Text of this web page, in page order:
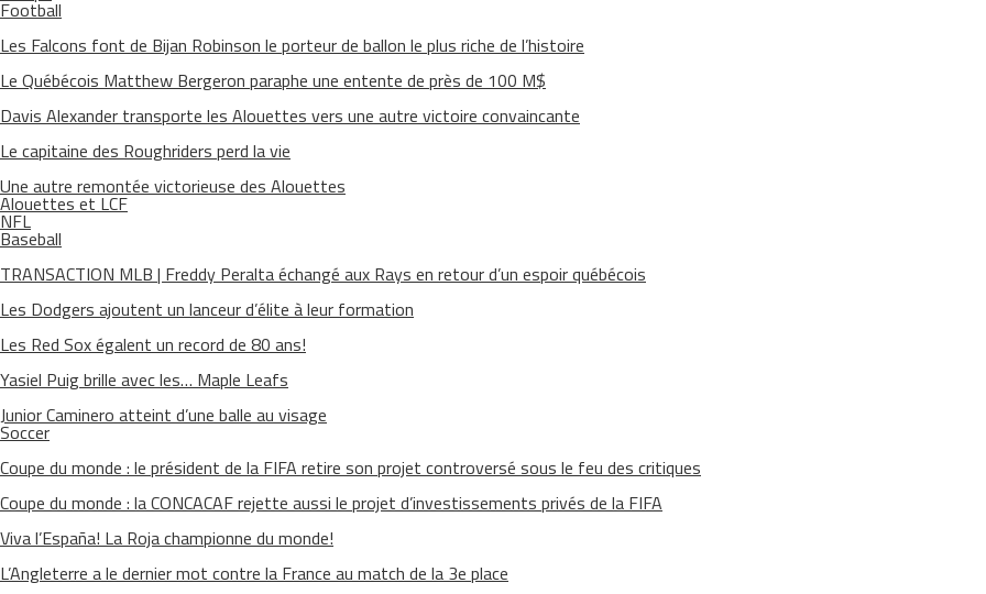
Football
Les Falcons font de Bijan Robinson le porteur de ballon le plus riche de l’histoire
Le Québécois Matthew Bergeron paraphe une entente de près de 100 M$
Davis Alexander transporte les Alouettes vers une autre victoire convaincante
Le capitaine des Roughriders perd la vie
Une autre remontée victorieuse des Alouettes
Alouettes et LCF
NFL
Baseball
TRANSACTION MLB | Freddy Peralta échangé aux Rays en retour d’un espoir québécois
Les Dodgers ajoutent un lanceur d’élite à leur formation
Les Red Sox égalent un record de 80 ans!
Yasiel Puig brille avec les… Maple Leafs
Junior Caminero atteint d’une balle au visage
Soccer
Coupe du monde : le président de la FIFA retire son projet controversé sous le feu des critiques
Coupe du monde : la CONCACAF rejette aussi le projet d’investissements privés de la FIFA
Viva l’España! La Roja championne du monde!
L’Angleterre a le dernier mot contre la France au match de la 3e place